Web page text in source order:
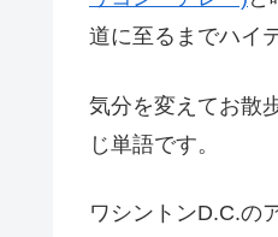
道に至るまでハイ
気分を変えてお散
じ単語です。
ワシントンD.C.の